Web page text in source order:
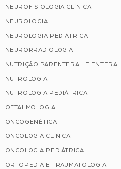
NEUROFISIOLOGIA CLÍNICA
NEUROLOGIA
NEUROLOGIA PEDIÁTRICA
NEURORRADIOLOGIA
NUTRIÇÃO PARENTERAL E ENTERAL
NUTROLOGIA
NUTROLOGIA PEDIÁTRICA
OFTALMOLOGIA
ONCOGENÉTICA
ONCOLOGIA CLÍNICA
ONCOLOGIA PEDIÁTRICA
ORTOPEDIA E TRAUMATOLOGIA